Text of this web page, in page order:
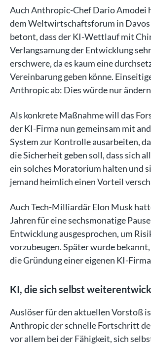
Auch Anthropic-Chef Dario Amodei
dem Weltwirtschaftsforum in Davos
betont, dass der KI-Wettlauf mit
Verlangsamung der Entwicklung
erschwere, da es kaum eine
Vereinbarung geben könne.
Anthropic ab: Dies würde nur
Als konkrete Maßnahme will das
der KI-Firma nun gemeinsam mit
System zur Kontrolle ausarbeiten,
die Sicherheit geben soll, dass sich
ein solches Moratorium halten und
jemand heimlich einen Vorteil
Auch Tech-Milliardär Elon Musk
Jahren für eine sechsmonatige
Entwicklung ausgesprochen, um
vorzubeugen. Später wurde
die Gründung einer eigenen KI-
KI, die sich selbst
Auslöser für den aktuellen Vorstoß
Anthropic der schnelle Fortschritt
vor allem bei der Fähigkeit, sich